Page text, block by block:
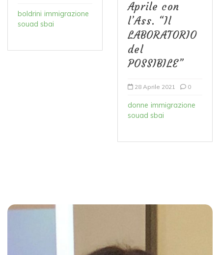
boldrini immigrazione
souad sbai
Aprile con
l’Ass. “Il
LABORATORIO
del
POSSIBILE”
28 Aprile 2021 0
donne immigrazione
souad sbai